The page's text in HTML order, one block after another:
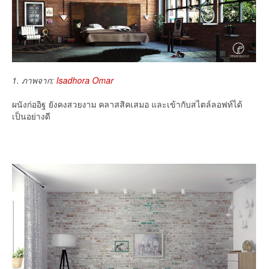
1. ภาพจาก: Isadhora Omar
ผนังก่ออิฐ ยังคงสวยงาม คลาสสิคเสมอ และเข้ากับสไตล์ลอฟท์ได้
เป็นอย่างดี